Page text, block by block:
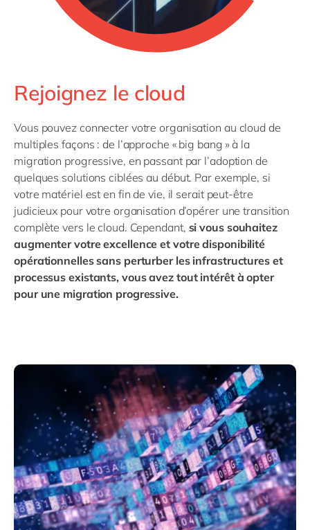
Rejoignez le cloud
Vous pouvez connecter votre organisation au cloud de
multiples façons : de l’approche « big bang » à la
migration progressive, en passant par l’adoption de
quelques solutions ciblées au début. Par exemple, si
votre matériel est en fin de vie, il serait peut-être
judicieux pour votre organisation d’opérer une transition
complète vers le cloud. Cependant, si vous souhaitez
augmenter votre excellence et votre disponibilité
opérationnelles sans perturber les infrastructures et
processus existants, vous avez tout intérêt à opter
pour une migration progressive.